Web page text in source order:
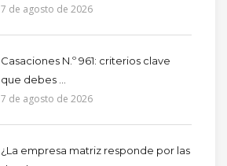
7 de agosto de 2026
Casaciones N.º 961: criterios clave
que debes ...
7 de agosto de 2026
¿La empresa matriz responde por las